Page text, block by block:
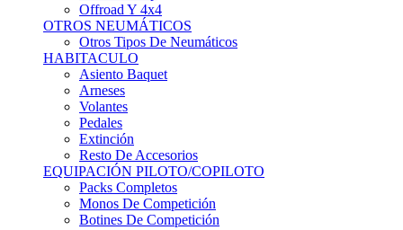
OTROS NEUMÁTICOS
Otros Tipos De Neumáticos
HABITACULO
Asiento Baquet
Arneses
Volantes
Pedales
Extinción
Resto De Accesorios
EQUIPACIÓN PILOTO/COPILOTO
Packs Completos
Monos De Competición
Botines De Competición
Guantes